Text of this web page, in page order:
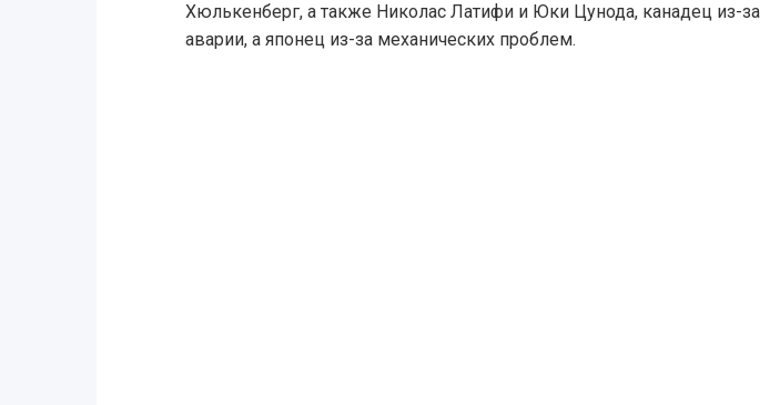
Хюлькенберг, а также Николас Латифи и Юки Цунода, канадец из-за
аварии, а японец из-за механических проблем.